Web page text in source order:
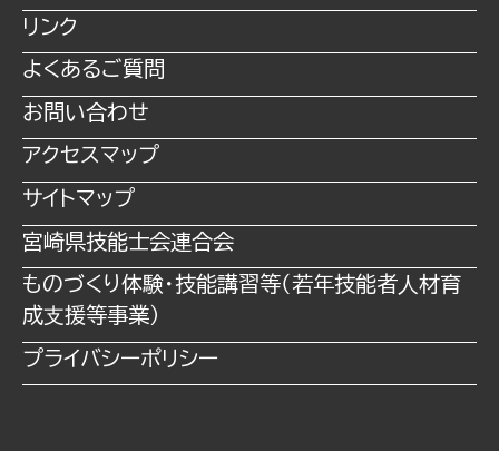
リンク
よくあるご質問
お問い合わせ
アクセスマップ
サイトマップ
宮崎県技能士会連合会
ものづくり体験・技能講習等（若年技能者⼈材育
成⽀援等事業）
プライバシーポリシー